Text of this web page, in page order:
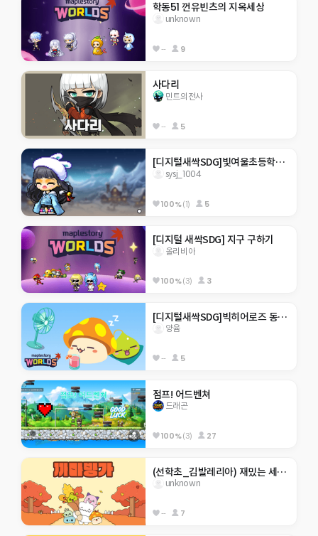
학동51 껀유빈츠의 지옥세상
unknown
-- 9
사다리
민트의전사
-- 5
[디지털새싹SDG]빛여울초등학교 sysj_1004
sysj_1004
100%(1) 5
[디지털 새싹SDG] 지구 구하기
올리비아
100%(3) 3
[디지털새싹SDG]빅히어로즈 동홍초 미래
양윰
-- 5
점프! 어드벤쳐
드래곤
100%(3) 27
(선학초_김발레리아) 재밌는 세계 여행 체험
unknown
-- 7